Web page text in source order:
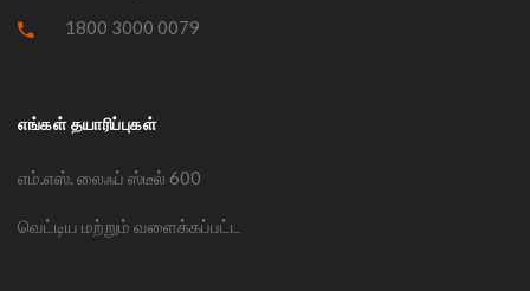
1800 3000 0079
எங்கள் தயாரிப்புகள்
எம்.எஸ். லைஃப் ஸ்டீல் 600
வெட்டிய மற்றும் வளைக்கப்பட்ட